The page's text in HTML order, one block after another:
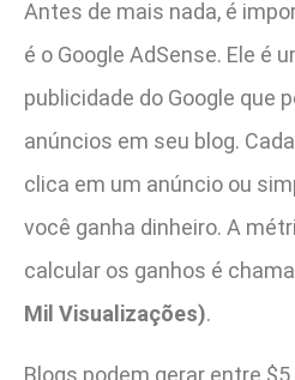
Antes de mais nada, é
é o Google AdSense. Ele é
publicidade do Google que
anúncios em seu blog.
clica em um anúncio ou
você ganha dinheiro. A
calcular os ganhos é
Mil Visualizações).
Blogs podem gerar entre $5